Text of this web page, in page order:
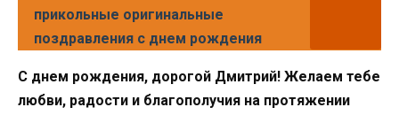
прикольные оригинальные
поздравления с днем рождения
С днем рождения, дорогой Дмитрий! Желаем тебе
любви, радости и благополучия на протяжении